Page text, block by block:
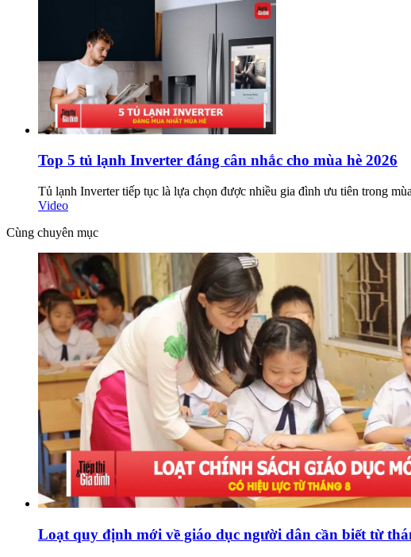
Top 5 tủ lạnh Inverter đáng cân nhắc cho mùa hè 2026
Tủ lạnh Inverter tiếp tục là lựa chọn được nhiều gia đình ưu tiên trong
Video
Cùng chuyên mục
Loạt quy định mới về giáo dục người dân cần biết từ